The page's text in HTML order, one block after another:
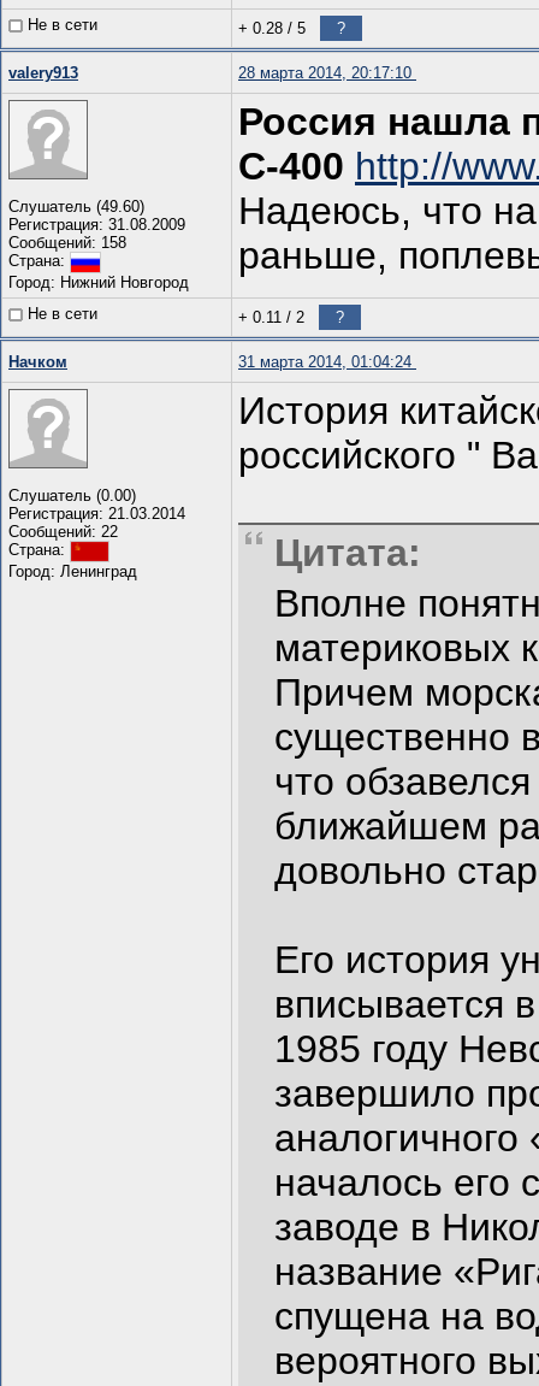
Не в сети + 0.28 / 5 ?
valery913 28 марта 2014, 20:17:10
Слушатель (49.60)
Регистрация: 31.08.2009
Сообщений: 158
Страна:
Город: Нижний Новгород
Россия нашла
С-400 http://
Надеюсь, что
раньше,
Не в сети + 0.11 / 2 ?
Начком 31 марта 2014, 01:04:24
Слушатель (0.00)
Регистрация: 21.03.2014
Сообщений: 22
Страна:
Город: Ленинград
История
российского "
Цитата:
Вполне
материковых
Причем
существенно
что
ближайшем
довольно
Его история
вписывается
1985 году
завершило
началось его
заводе в
название
спущена на
вероятного